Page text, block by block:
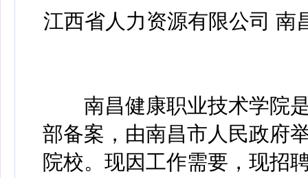
江西省人力资源有限公司 南
南昌健康职业技术学院是
部备案，由南昌市人民政府
院校。现因工作需要，现招